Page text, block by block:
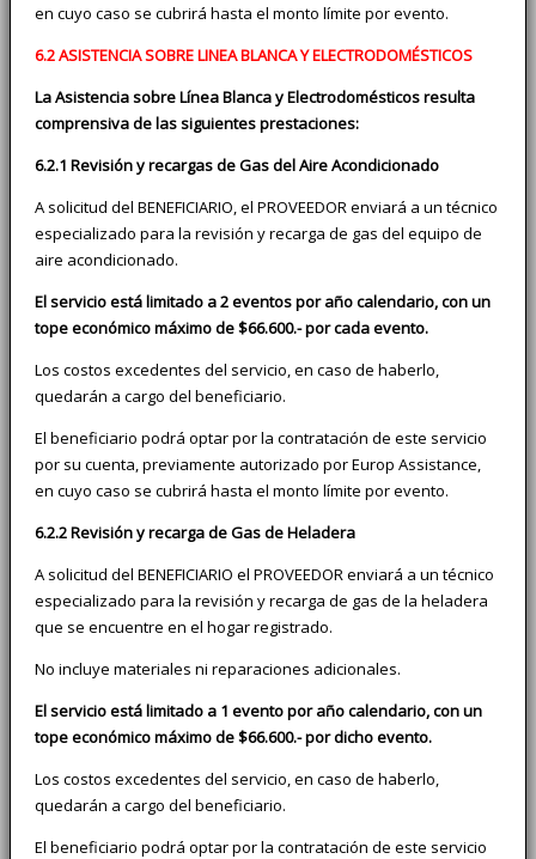
en cuyo caso se cubrirá hasta el monto límite por evento.
6.2 ASISTENCIA SOBRE LINEA BLANCA Y ELECTRODOMÉSTICOS
La Asistencia sobre Línea Blanca y Electrodomésticos resulta
comprensiva de las siguientes prestaciones:
6.2.1 Revisión y recargas de Gas del Aire Acondicionado
A solicitud del BENEFICIARIO, el PROVEEDOR enviará a un técnico
especializado para la revisión y recarga de gas del equipo de
aire acondicionado.
El servicio está limitado a 2 eventos por año calendario, con un
tope económico máximo de $66.600.- por cada evento.
Los costos excedentes del servicio, en caso de haberlo,
quedarán a cargo del beneficiario.
El beneficiario podrá optar por la contratación de este servicio
por su cuenta, previamente autorizado por Europ Assistance,
en cuyo caso se cubrirá hasta el monto límite por evento.
6.2.2 Revisión y recarga de Gas de Heladera
A solicitud del BENEFICIARIO el PROVEEDOR enviará a un técnico
especializado para la revisión y recarga de gas de la heladera
que se encuentre en el hogar registrado.
No incluye materiales ni reparaciones adicionales.
El servicio está limitado a 1 evento por año calendario, con un
tope económico máximo de $66.600.- por dicho evento.
Los costos excedentes del servicio, en caso de haberlo,
quedarán a cargo del beneficiario.
El beneficiario podrá optar por la contratación de este servicio